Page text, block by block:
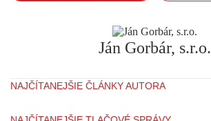
Ján Gorbár, s.r.o.
NAJČÍTANEJŠIE ČLÁNKY AUTORA